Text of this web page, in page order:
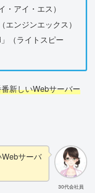
アイ・エス）
ンジンエックス）
（ライトスピー
新しいWebサーバー
30代会社員
サーバ